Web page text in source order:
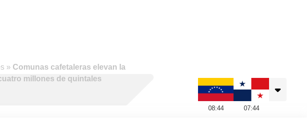
» Comunas cafetaleras elevan la
millones de quintales
08:44 07:44